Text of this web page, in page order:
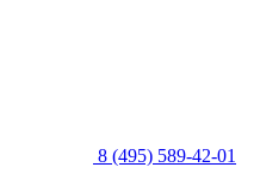
8 (495) 589-42-01